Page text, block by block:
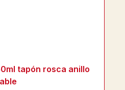
tapón rosca anillo